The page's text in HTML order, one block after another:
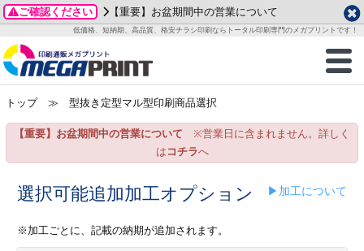
ご確認ください 【重要】お盆期間中の営業について
低価格、短納期、高品質、格安チラシ印刷ならトータル印刷専門のメガプリントです！
商品一覧
グッズ
ステッカー
ックカード印刷
業ツール印刷
ご利用ガイド
お客様へ
いて
方法
/送料について
刷
カード印刷
ックカード名刺
ムカード
データ作成ガイド
成前に
ガイド
加工指示ガイド
テンプレート
ード印刷
名刺印刷
ックカード
ード印刷
一覧
わせ
り
プル請求
2026年 8月
月
火 水 木 金
土
1
3
4 5 6 7
8
15
24
25 26 27
29
トップ≫ 型抜き定型マル型印刷商品選択
【重要】お盆期間中の営業について ※営業日に含まれません。詳しく
は コチラへ
選択可能追加加工オプション ▶加工について
※加工ごとに、記載の納期が追加されます。